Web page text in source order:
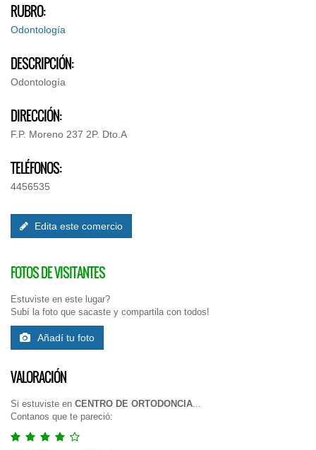
RUBRO:
Odontología
DESCRIPCIÓN:
Odontología
DIRECCIÓN:
F.P. Moreno 237 2P. Dto.A
TELÉFONOS:
4456535
Edita este comercio
FOTOS DE VISITANTES
Estuviste en este lugar?
Subí la foto que sacaste y compartila con todos!
Añadí tu foto
VALORACIÓN
Si estuviste en CENTRO DE ORTODONCIA...
Contanos que te pareció: